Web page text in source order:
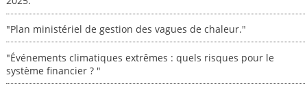
"Plan ministériel de gestion des vagues de chaleur."
"Événements climatiques extrêmes : quels risques pour le
système financier ? "